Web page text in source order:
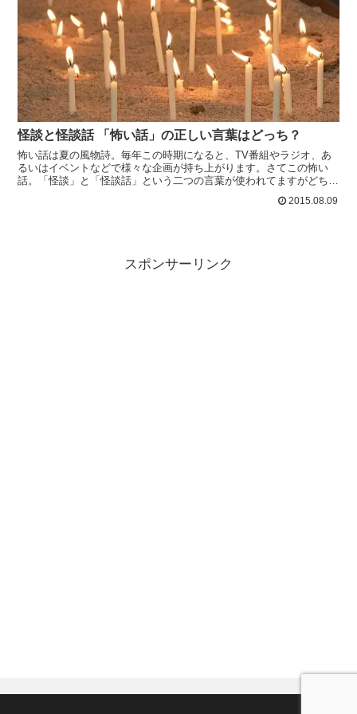
怪談と怪談話 「怖い話」の正しい言葉はどっち？
怖い話は夏の風物詩。毎年この時期になると、TV番組やラジオ、あ
るいはイベントなどで様々な企画が持ち上がります。さてこの怖い
話。「怪談」と「怪談話」という二つの言葉が使われてますがどちら
2015.08.09
スポンサーリンク